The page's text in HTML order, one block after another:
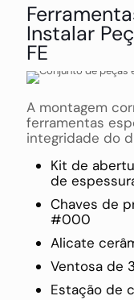
Instalar
FE
A montagem
ferramentas
integridade do
Kit de
de
Chaves de
#000
Alicate
Ventosa de
Estação de